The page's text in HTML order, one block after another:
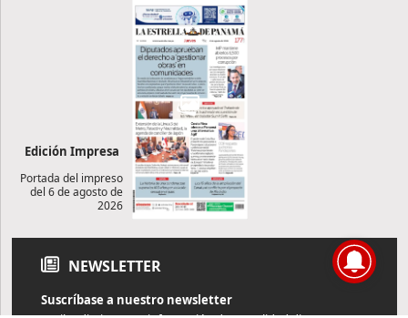
Edición Impresa
Portada del impreso
del 6 de agosto de
2026
NEWSLETTER
Suscríbase a nuestro newsletter